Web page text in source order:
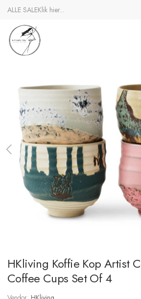
ALLE SALEKlik hier...
HKliving Koffie Kop Artist
Coffee Cups Set Of 4